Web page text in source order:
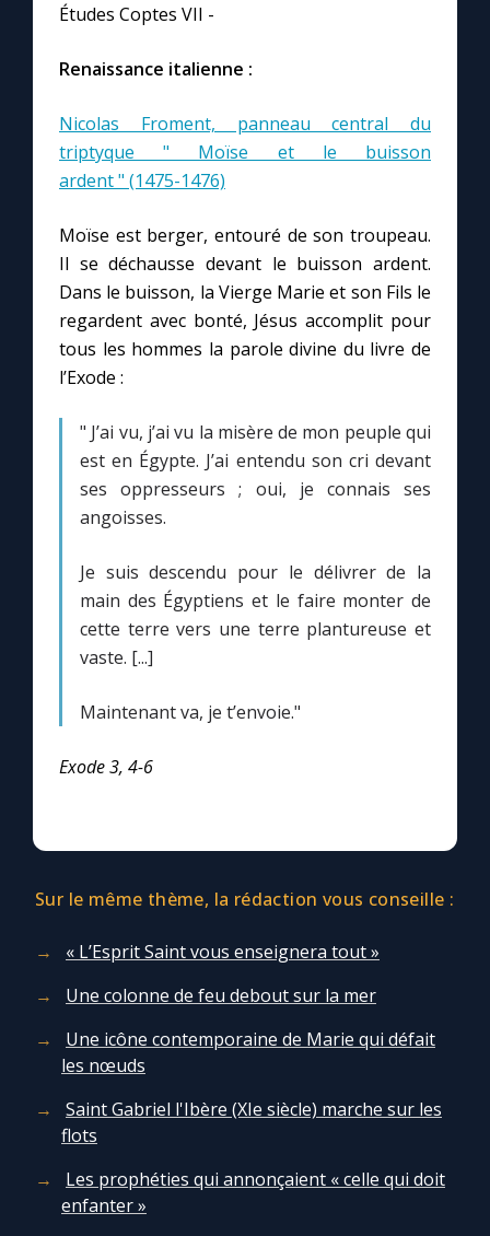
Études Coptes VII -
Renaissance italienne :
Nicolas Froment, panneau central du
triptyque " Moïse et le buisson
ardent " (1475-1476)
Moïse est berger, entouré de son troupeau.
Il se déchausse devant le buisson ardent.
Dans le buisson, la Vierge Marie et son Fils le
regardent avec bonté, Jésus accomplit pour
tous les hommes la parole divine du livre de
l’Exode :
" J’ai vu, j’ai vu la misère de mon peuple qui
est en Égypte. J’ai entendu son cri devant
ses oppresseurs ; oui, je connais ses
angoisses.
Je suis descendu pour le délivrer de la
main des Égyptiens et le faire monter de
cette terre vers une terre plantureuse et
vaste. [...]
Maintenant va, je t’envoie."
Exode 3, 4-6
Sur le même thème, la rédaction vous conseille :
« L’Esprit Saint vous enseignera tout »
Une colonne de feu debout sur la mer
Une icône contemporaine de Marie qui défait
les nœuds
Saint Gabriel l'Ibère (XIe siècle) marche sur les
flots
Les prophéties qui annonçaient « celle qui doit
enfanter »